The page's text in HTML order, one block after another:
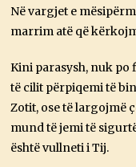
Në vargjet e
marrim atë që
Kini parasysh, nuk
të cilit përpiqemi të
Zotit, ose të largojmë
mund të jemi të
është vullneti i Tij.